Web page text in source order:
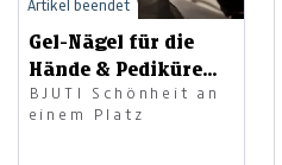
Gel-Nägel für die
Hände & Pediküre
mit Gelish
BJUTI Schönheit an
einem Platz
Artikel beendet